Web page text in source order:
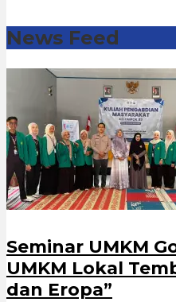
News Feed
Seminar UMKM
UMKM Lokal
dan Eropa”